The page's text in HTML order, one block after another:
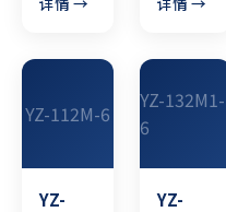
YZ-112M-6
YZ-
YZ-132M1-
6
YZ-